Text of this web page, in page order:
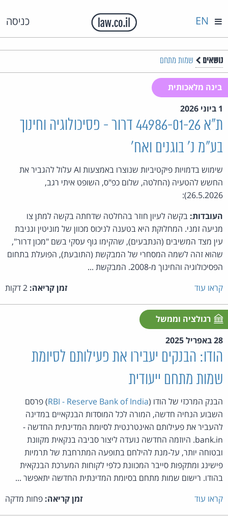
כניסה EN
נושאים שמות מתחם
בינה מלאכותית
1 ביוני 2026
ת"א 44986-01-26 דרור - פסיכולוגיה וחינוך
בע"מ נ' בוגנים ואח'
שימוש בדמויות פיקטיביות שנוצרו באמצעות AI עלול להגביר את
החשש להטעיה (החלטה, שלום כפ"ס, השופט איתי רגב,
26.5.2026):
העובדות: בקשה לעיון חוזר בהחלטה שדחתה בקשה למתן צו
מניעה זמני. המחלוקת היא בטענה לניכוס מכוון של מוניטין וגניבת
עין מצד המשיבים (הנתבעים), שהקימו גוף עסקי בשם "מכון דרור",
שהוא זהה לשמה המסחרי של המבקשת (התובעת), הפועלת בתחום
הפסיכולוגיה והחינוך מ-2008. המבקשת ...
קראו עוד
זמן קריאה:
רגולציה וממשל
28 באפריל 2025
הודו: הבנקים יעבירו את פעילותם לסיומת
שמות מתחם ייעודית
הבנק המרכזי של הודו (RBI - Reserve Bank of India) פרסם
השבוע הנחיה חדשה, המורה לכל המוסדות הבנקאיים במדינה
להעביר את פעילותם האינטרנטית לסיומת המדינתית החדשה -
bank.in. היוזמה החדשה נועדה ליצור סביבה בנקאית מקוונת
ובטוחה יותר, על-מנת להילחם בתופעה המתרחבת של תרמיות
פישינג ומתקפות סייבר המכוונת כלפי לקוחות המערכת הבנקאית
בהודו. רישום שמות מתחם בסיומת המדינתית החדשה יתאפשר ...
קראו עוד
זמן קריאה: פחות מדקה